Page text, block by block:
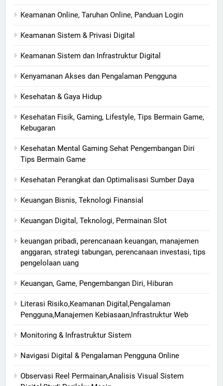
Keamanan Online, Taruhan Online, Panduan Login
Keamanan Sistem & Privasi Digital
Keamanan Sistem dan Infrastruktur Digital
Kenyamanan Akses dan Pengalaman Pengguna
Kesehatan & Gaya Hidup
Kesehatan Fisik, Gaming, Lifestyle, Tips Bermain Game,
Kebugaran
Kesehatan Mental Gaming Sehat Pengembangan Diri
Tips Bermain Game
Kesehatan Perangkat dan Optimalisasi Sumber Daya
Keuangan Bisnis, Teknologi Finansial
Keuangan Digital, Teknologi, Permainan Slot
keuangan pribadi, perencanaan keuangan, manajemen
anggaran, strategi tabungan, perencanaan investasi, tips
pengelolaan uang
Keuangan, Game, Pengembangan Diri, Hiburan
Literasi Risiko,Keamanan Digital,Pengalaman
Pengguna,Manajemen Kebiasaan,Infrastruktur Web
Monitoring & Infrastruktur Sistem
Navigasi Digital & Pengalaman Pengguna Online
Observasi Reel Permainan,Analisis Visual Sistem